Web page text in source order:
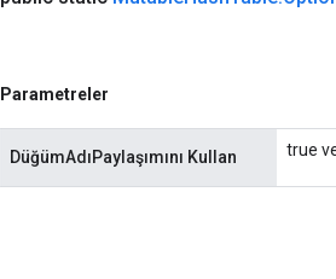
Parametreler
DüğümAdıPaylaşımını Kullan true